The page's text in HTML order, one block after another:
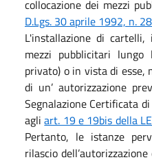
collocazione dei mezzi
D.Lgs. 30 aprile 1992, n.
L'installazione di
mezzi pubblicitari
privato) o in vista di esse,
di un’ autorizzazione
Segnalazione Certificata
agliart. 19 e 19bis della
Pertanto, le istanze
rilascio